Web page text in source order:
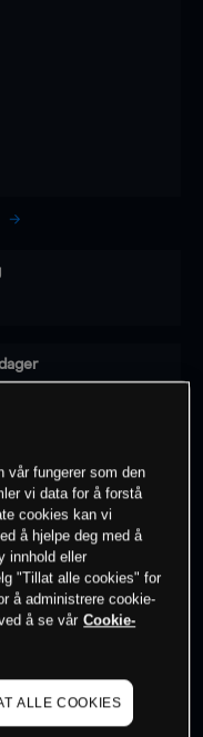
instrumentet
latest market data
vår fungerer som den
vi data for å forstå
cookies kan vi
å hjelpe deg med å
innhold eller
"Tillat alle cookies" for
å administrere cookie-
å se vår Cookie-
ALLE COOKIES